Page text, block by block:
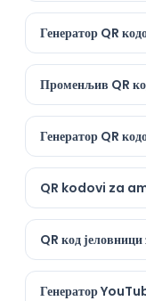
Генератор QR
Променљив QR
Генератор QR
QR kodovi za
QR код јеловници
Генератор